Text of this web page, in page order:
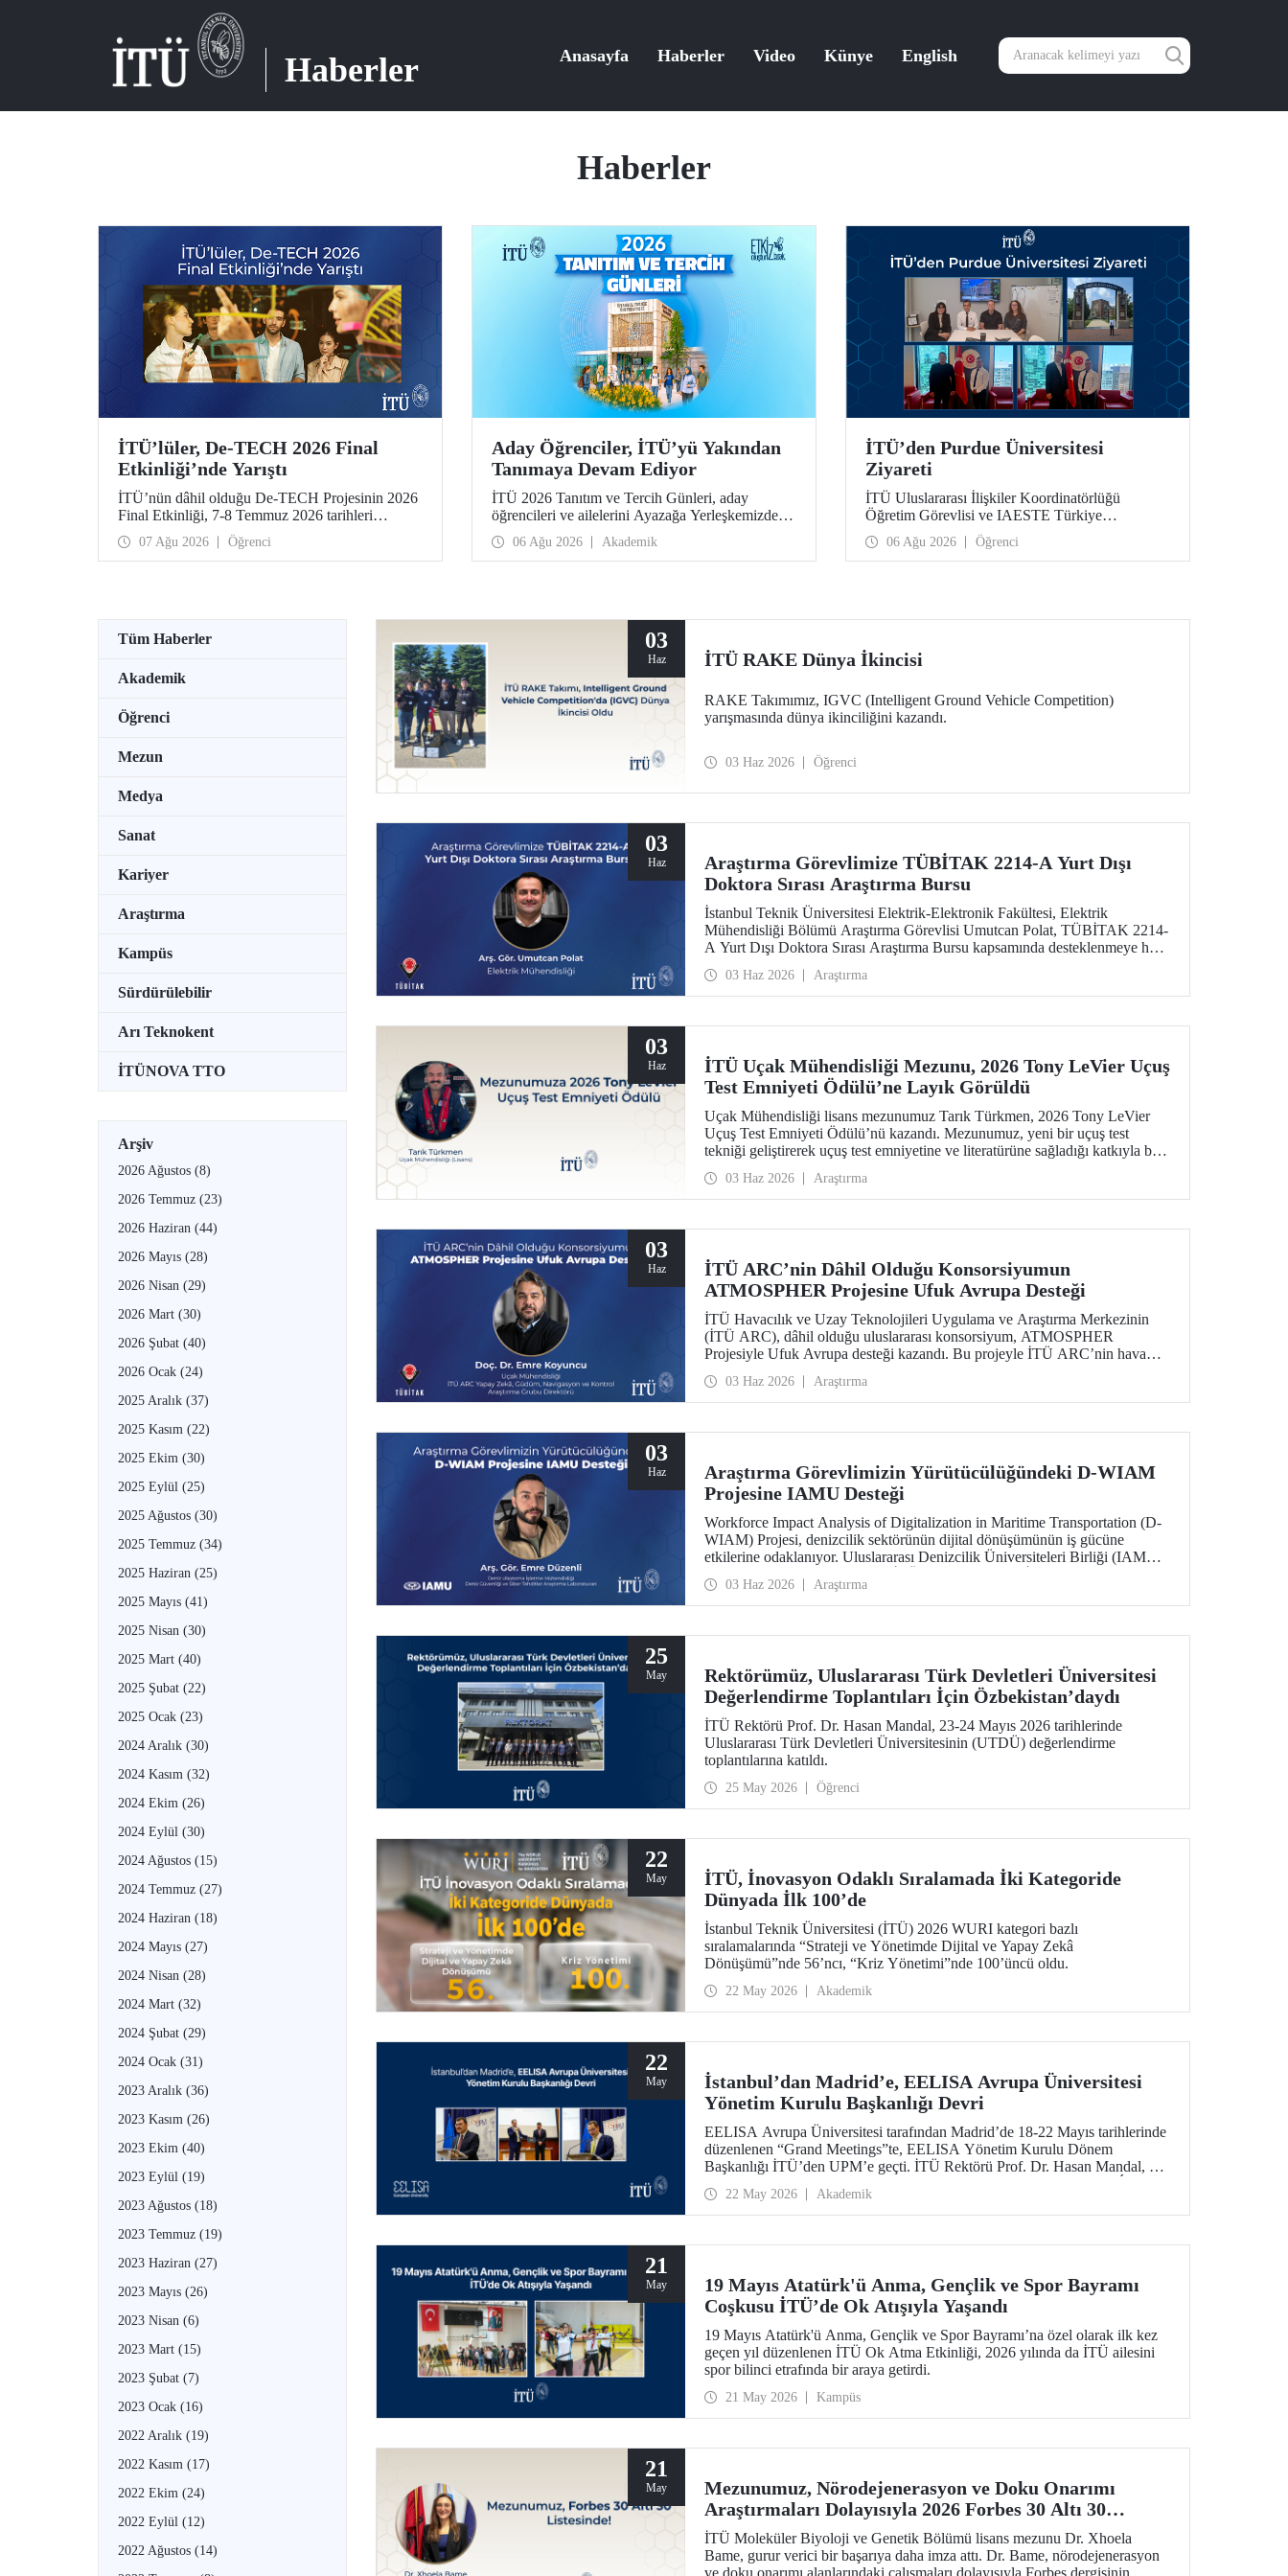
Haberler Anasayfa Haberler Video Künye English
Haberler
İTÜ’lüler, De-TECH 2026 Final
Etkinliği’nde Yarıştı
İTÜ’nün dâhil olduğu De-TECH Projesinin 2026
Final Etkinliği, 7-8 Temmuz 2026 tarihleri
arasında Almanya’da Leibniz Üniversitesi
Hannover ev sahipliğinde düzenlendi. İTÜ’lü
girişimciler, etkinlikte girişimlerini ve projelerini
Şanlı tarafından geliştirilen “PressPot” Projesi,
De-TECH İnovasyon Teknoloji Müsabakası –
Gıda ve Tarım Edisyonu’nda “En Yaratıcı Fikir”
kategorisinde birincilik ödülünün sahibi oldu.
07 Ağu 2026 Öğrenci
Aday Öğrenciler, İTÜ’yü Yakından
Tanımaya Devam Ediyor
İTÜ 2026 Tanıtım ve Tercih Günleri, aday
öğrencileri ve ailelerini Ayazağa Yerleşkemizde
ağırlamaya devam ediyor. Tanıtım ve Tercih
Günleri 7 Ağustos’ta tamamlanacak, ilgili fakülte
ve birimler adaylara bilgi vermeye devam edecek.
06 Ağu 2026 Akademik
İTÜ’den Purdue Üniversitesi
Ziyareti
İTÜ Uluslararası İlişkiler Koordinatörlüğü
Öğretim Görevlisi ve IAESTE Türkiye
Sorumlusu Cahit Okan, akademik ilişkileri ve iş
birliğini geliştirmek amacıyla 20-27 Temmuz
tarihlerinde ABD’de dünyanın önde gelen
06 Ağu 2026 Öğrenci
Tüm Haberler
Akademik
Öğrenci
Mezun
Medya
Sanat
Kariyer
Araştırma
Kampüs
Sürdürülebilir
Arı Teknokent
İTÜNOVA TTO
Arşiv
2026 Ağustos (8)
2026 Temmuz (23)
2026 Haziran (44)
2026 Mayıs (28)
2026 Nisan (29)
2026 Mart (30)
2026 Şubat (40)
2026 Ocak (24)
2025 Aralık (37)
2025 Kasım (22)
2025 Ekim (30)
2025 Eylül (25)
2025 Ağustos (30)
2025 Temmuz (34)
2025 Haziran (25)
2025 Mayıs (41)
2025 Nisan (30)
2025 Mart (40)
2025 Şubat (22)
2025 Ocak (23)
2024 Aralık (30)
2024 Kasım (32)
2024 Ekim (26)
2024 Eylül (30)
2024 Ağustos (15)
2024 Temmuz (27)
2024 Haziran (18)
2024 Mayıs (27)
2024 Nisan (28)
2024 Mart (32)
2024 Şubat (29)
2024 Ocak (31)
2023 Aralık (36)
2023 Kasım (26)
2023 Ekim (40)
2023 Eylül (19)
2023 Ağustos (18)
2023 Temmuz (19)
2023 Haziran (27)
2023 Mayıs (26)
2023 Nisan (6)
2023 Mart (15)
2023 Şubat (7)
2023 Ocak (16)
2022 Aralık (19)
2022 Kasım (17)
2022 Ekim (24)
2022 Eylül (12)
2022 Ağustos (14)
03
Haz İTÜ RAKE Dünya İkincisi
RAKE Takımımız, IGVC (Intelligent Ground Vehicle Competition)
yarışmasında dünya ikinciliğini kazandı.
03 Haz 2026 Öğrenci
03
Haz
Araştırma Görevlimize TÜBİTAK 2214-A Yurt Dışı
Doktora Sırası Araştırma Bursu
İstanbul Teknik Üniversitesi Elektrik-Elektronik Fakültesi, Elektrik
Mühendisliği Bölümü Araştırma Görevlisi Umutcan Polat, TÜBİTAK 2214-
A Yurt Dışı Doktora Sırası Araştırma Bursu kapsamında desteklenmeye hak
03 Haz 2026 Araştırma
03
Haz
İTÜ Uçak Mühendisliği Mezunu, 2026 Tony LeVier Uçuş
Test Emniyeti Ödülü’ne Layık Görüldü
Uçak Mühendisliği lisans mezunumuz Tarık Türkmen, 2026 Tony LeVier
Uçuş Test Emniyeti Ödülü’nü kazandı. Mezunumuz, yeni bir uçuş test
tekniği geliştirerek uçuş test emniyetine ve literatürüne sağladığı katkıyla bu
03 Haz 2026 Araştırma
03
Haz
İTÜ ARC’nin Dâhil Olduğu Konsorsiyumun
ATMOSPHER Projesine Ufuk Avrupa Desteği
İTÜ Havacılık ve Uzay Teknolojileri Uygulama ve Araştırma Merkezinin
(İTÜ ARC), dâhil olduğu uluslararası konsorsiyum, ATMOSPHER
Projesiyle Ufuk Avrupa desteği kazandı. Bu projeyle İTÜ ARC’nin hava
ölçeğinde hava trafik yönetimi (ATM) alanlarındaki dev isimler arasında yer
alacak.
03 Haz 2026 Araştırma
03
Haz
Araştırma Görevlimizin Yürütücülüğündeki D-WIAM
Projesine IAMU Desteği
Workforce Impact Analysis of Digitalization in Maritime Transportation (D-
WIAM) Projesi, denizcilik sektörünün dijital dönüşümünün iş gücüne
etkilerine odaklanıyor. Uluslararası Denizcilik Üniversiteleri Birliği (IAMU)
Bölümü Araştırma Görevlisi ve Deniz Güvenliği ve Siber Tehditler
Araştırma Laboratuvarı araştırmacısı Emre Düzenli yürütecek.
03 Haz 2026 Araştırma
25
May
Rektörümüz, Uluslararası Türk Devletleri Üniversitesi
Değerlendirme Toplantıları İçin Özbekistan’daydı
İTÜ Rektörü Prof. Dr. Hasan Mandal, 23-24 Mayıs 2026 tarihlerinde
Uluslararası Türk Devletleri Üniversitesinin (UTDÜ) değerlendirme
toplantılarına katıldı.
25 May 2026 Öğrenci
22
May
İTÜ, İnovasyon Odaklı Sıralamada İki Kategoride
Dünyada İlk 100’de
İstanbul Teknik Üniversitesi (İTÜ) 2026 WURI kategori bazlı
sıralamalarında “Strateji ve Yönetimde Dijital ve Yapay Zekâ
Dönüşümü”nde 56’ncı, “Kriz Yönetimi”nde 100’üncü oldu.
22 May 2026 Akademik
22
May
İstanbul’dan Madrid’e, EELISA Avrupa Üniversitesi
Yönetim Kurulu Başkanlığı Devri
EELISA Avrupa Üniversitesi tarafından Madrid’de 18-22 Mayıs tarihlerinde
düzenlenen “Grand Meetings”te, EELISA Yönetim Kurulu Dönem
Başkanlığı İTÜ’den UPM’e geçti. İTÜ Rektörü Prof. Dr. Hasan Mandal, 6
García Suárez’e düzenlenen bir törenle devretti.
22 May 2026 Akademik
21
May
19 Mayıs Atatürk'ü Anma, Gençlik ve Spor Bayramı
Coşkusu İTÜ’de Ok Atışıyla Yaşandı
19 Mayıs Atatürk'ü Anma, Gençlik ve Spor Bayramı’na özel olarak ilk kez
geçen yıl düzenlenen İTÜ Ok Atma Etkinliği, 2026 yılında da İTÜ ailesini
spor bilinci etrafında bir araya getirdi.
21 May 2026 Kampüs
21
May
Mezunumuz, Nörodejenerasyon ve Doku Onarımı
Araştırmaları Dolayısıyla 2026 Forbes 30 Altı 30
Listesinde!
İTÜ Moleküler Biyoloji ve Genetik Bölümü lisans mezunu Dr. Xhoela
Bame, gurur verici bir başarıya daha imza attı. Dr. Bame, nörodejenerasyon
ve doku onarımı alanlarındaki çalışmaları dolayısıyla Forbes dergisinin